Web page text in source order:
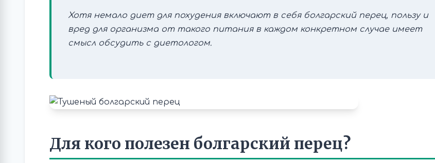
Хотя немало диет для похудения включают в себя болгарский перец, пользу и
вред для организма от такого питания в каждом конкретном случае имеет
смысл обсудить с диетологом.
Для кого полезен болгарский перец?